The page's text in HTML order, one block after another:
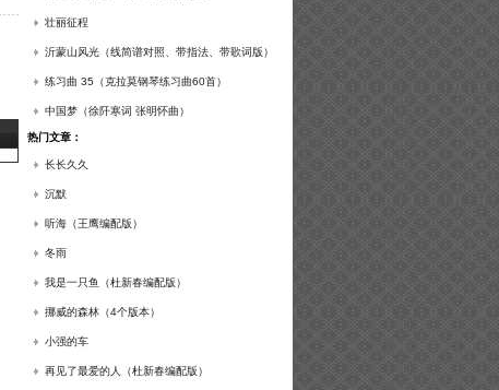
壮丽征程
沂蒙山风光（线简谱对照、带指法、带歌词版）
练习曲 35（克拉莫钢琴练习曲60首）
中国梦（徐阡寒词 张明怀曲）
热门文章：
长长久久
沉默
听海（王鹰编配版）
冬雨
我是一只鱼（杜新春编配版）
挪威的森林（4个版本）
小强的车
再见了最爱的人（杜新春编配版）